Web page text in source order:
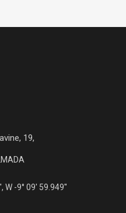
19,
W -9° 09' 59.949''